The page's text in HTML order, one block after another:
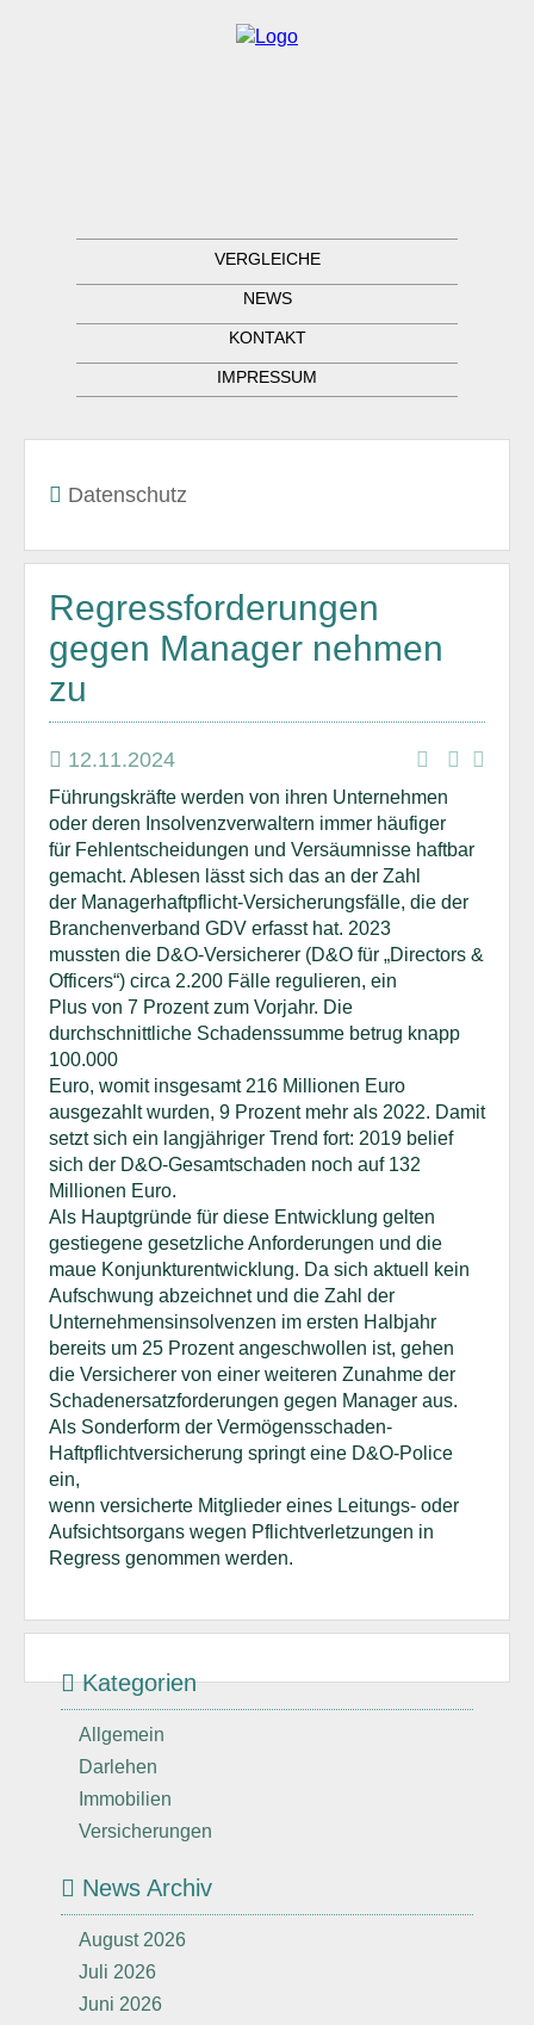
VERGLEICHE
NEWS
KONTAKT
IMPRESSUM
Datenschutz
Regressforderungen
gegen Manager nehmen
zu
12.11.2024
Führungskräfte werden von ihren Unternehmen
oder deren Insolvenzverwaltern immer häufiger
für Fehlentscheidungen und Versäumnisse haftbar
gemacht. Ablesen lässt sich das an der Zahl
der Managerhaftpflicht-Versicherungsfälle, die der
Branchenverband GDV erfasst hat. 2023
mussten die D&O-Versicherer (D&O für „Directors &
Officers“) circa 2.200 Fälle regulieren, ein
Plus von 7 Prozent zum Vorjahr. Die
durchschnittliche Schadenssumme betrug knapp
100.000
Euro, womit insgesamt 216 Millionen Euro
ausgezahlt wurden, 9 Prozent mehr als 2022. Damit
setzt sich ein langjähriger Trend fort: 2019 belief
sich der D&O-Gesamtschaden noch auf 132
Millionen Euro.
Als Hauptgründe für diese Entwicklung gelten
gestiegene gesetzliche Anforderungen und die
maue Konjunkturentwicklung. Da sich aktuell kein
Aufschwung abzeichnet und die Zahl der
Unternehmensinsolvenzen im ersten Halbjahr
bereits um 25 Prozent angeschwollen ist, gehen
die Versicherer von einer weiteren Zunahme der
Schadenersatzforderungen gegen Manager aus.
Als Sonderform der Vermögensschaden-
Haftpflichtversicherung springt eine D&O-Police
ein,
wenn versicherte Mitglieder eines Leitungs- oder
Aufsichtsorgans wegen Pflichtverletzungen in
Regress genommen werden.
Kategorien
Allgemein
Darlehen
Immobilien
Versicherungen
News Archiv
August 2026
Juli 2026
Juni 2026